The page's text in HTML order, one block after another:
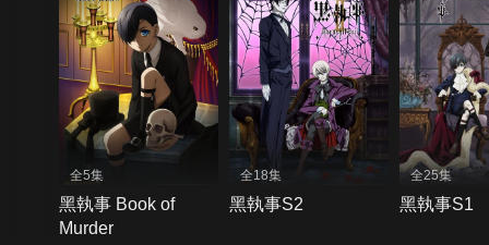
全5集
黑執事 Book of
Murder
全18集
黑執事S2
全25集
黑執事S1